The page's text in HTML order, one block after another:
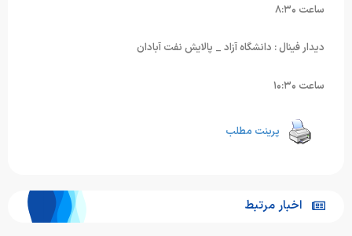
ساعت ۸:۳۰
دیدار فینال : دانشگاه آزاد _ پالایش نفت آبادان
ساعت ۱۰:۳۰
پرینت مطلب
اخبار مرتبط